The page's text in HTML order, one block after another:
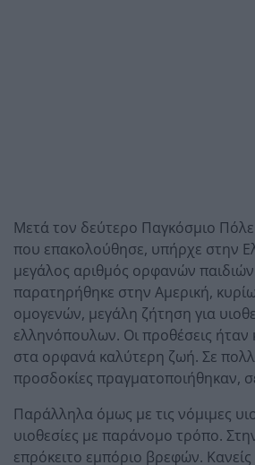
Μετά τον δεύτερο Παγκόσμιο
που επακολούθησε, υπήρχε στην
μεγάλος αριθμός ορφανών
παρατηρήθηκε στην Αμερική,
ομογενών, μεγάλη ζήτηση για
ελληνόπουλων. Οι προθέσεις
στα ορφανά καλύτερη ζωή. Σε
προσδοκίες πραγματοποιήθηκαν,
Παράλληλα όμως με τις νόμιμες
υιοθεσίες με παράνομο τρόπο.
επρόκειτο εμπόριο βρεφών. Κανείς